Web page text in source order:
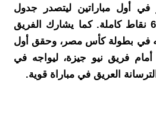
في أول مباراتين ليتصدر جدول
ترتيب الدوري برصيد 6 نقاط كاملة. كما يشارك الفريق
في بطولة كأس مصر، وحقق أول
أمام فريق نيو جيزة، ليواجه في
العريق في مباراة قوية.